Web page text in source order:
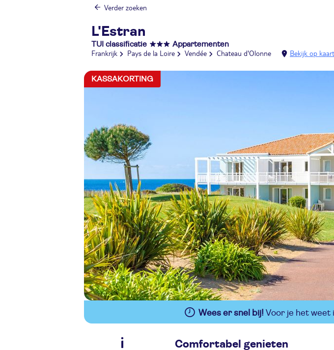
Verder zoeken
L'Estran
TUI classificatie Appartementen
Frankrijk Pays de la Loire Vendée Chateau d'Olonne Bekijk op kaart
KASSAKORTING
Wees er snel bij! Voor je het weet
Comfortabel genieten